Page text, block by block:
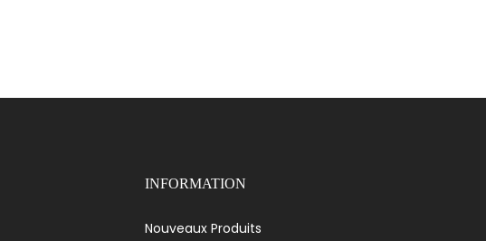
INFORMATION
Nouveaux Produits